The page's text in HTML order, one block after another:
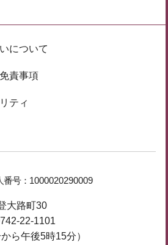
について
責事項
ティ
番号： 1000020290009
大路町30
22-1101
ら午後5時15分）